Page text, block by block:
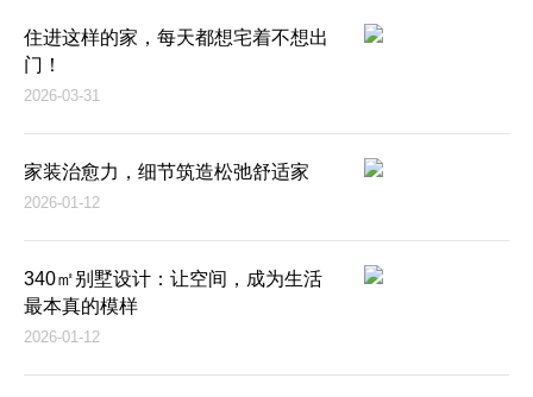
住进这样的家，每天都想宅着不想出
门！
2026-03-31
家装治愈力，细节筑造松弛舒适家
2026-01-12
340㎡别墅设计：让空间，成为生活
最本真的模样
2026-01-12